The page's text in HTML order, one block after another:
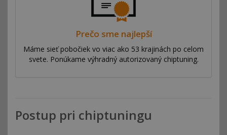
Prečo sme najlepší
Máme sieť pobočiek vo viac ako 53 krajinách po celom
svete. Ponúkame výhradný autorizovaný chiptuning.
Postup pri chiptuningu